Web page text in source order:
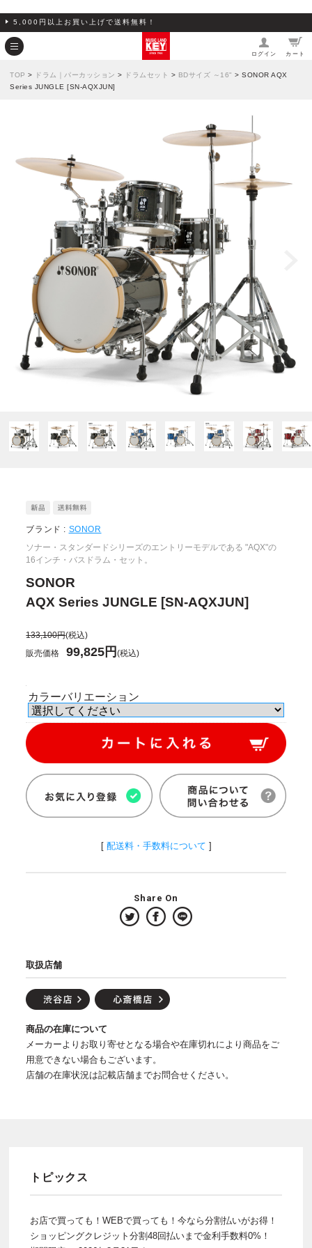
5,000円以上お買い上げで送料無料！
ログイン カート
TOP > ドラム｜パーカッション > ドラムセット > BDサイズ ～16" > SONOR AQX
Series JUNGLE [SN-AQXJUN]
ブランド : SONOR
ソナー・スタンダードシリーズのエントリーモデルである "AQX"の
16インチ・バスドラム・セット。
SONOR
AQX Series JUNGLE [SN-AQXJUN]
133,100円(税込)
販売価格
99,825円(税込)
カラーバリエーション
[ 配送料・手数料について ]
Share On
取扱店舗
商品の在庫について
メーカーよりお取り寄せとなる場合や在庫切れにより商品をご
用意できない場合もございます。
店舗の在庫状況は記載店舗までお問合せください。
トピックス
お店で買っても！WEBで買っても！今なら分割払いがお得！
ショッピングクレジット分割48回払いまで金利手数料0%！